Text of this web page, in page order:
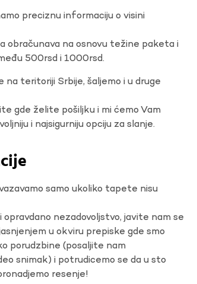
preciznu informaciju o visini
obračunava na osnovu težine paketa i
500rsd i 1000rsd.
na teritoriji Srbije, šaljemo i u druge
gde želite pošiljku i mi ćemo Vam
i najsigurniju opciju za slanje.
samo ukoliko tapete nisu
opravdano nezadovoljstvo, javite nam se
u okviru prepiske gde smo
porudzbine (posaljite nam
snimak) i potrudicemo se da u sto
resenje!